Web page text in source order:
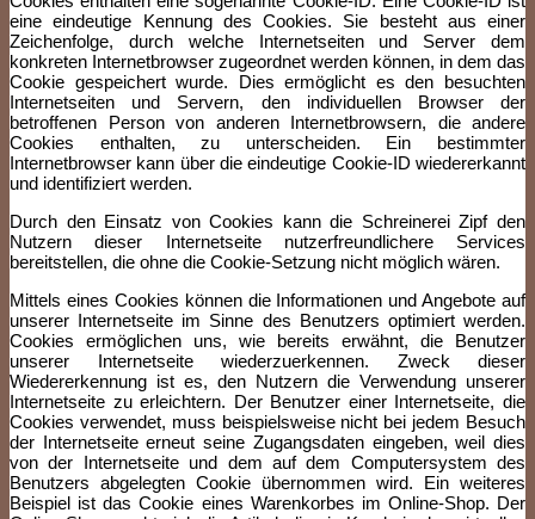
eine eindeutige Kennung des Cookies. Sie besteht aus einer
Zeichenfolge, durch welche Internetseiten und Server dem
konkreten Internetbrowser zugeordnet werden können, in dem das
Cookie gespeichert wurde. Dies ermöglicht es den besuchten
Internetseiten und Servern, den individuellen Browser der
betroffenen Person von anderen Internetbrowsern, die andere
Cookies enthalten, zu unterscheiden. Ein bestimmter
Internetbrowser kann über die eindeutige Cookie-ID wiedererkannt
und identifiziert werden.
Durch den Einsatz von Cookies kann die Schreinerei Zipf den
Nutzern dieser Internetseite nutzerfreundlichere Services
bereitstellen, die ohne die Cookie-Setzung nicht möglich wären.
Mittels eines Cookies können die Informationen und Angebote auf
unserer Internetseite im Sinne des Benutzers optimiert werden.
Cookies ermöglichen uns, wie bereits erwähnt, die Benutzer
unserer Internetseite wiederzuerkennen. Zweck dieser
Wiedererkennung ist es, den Nutzern die Verwendung unserer
Internetseite zu erleichtern. Der Benutzer einer Internetseite, die
Cookies verwendet, muss beispielsweise nicht bei jedem Besuch
der Internetseite erneut seine Zugangsdaten eingeben, weil dies
von der Internetseite und dem auf dem Computersystem des
Benutzers abgelegten Cookie übernommen wird. Ein weiteres
Beispiel ist das Cookie eines Warenkorbes im Online-Shop. Der